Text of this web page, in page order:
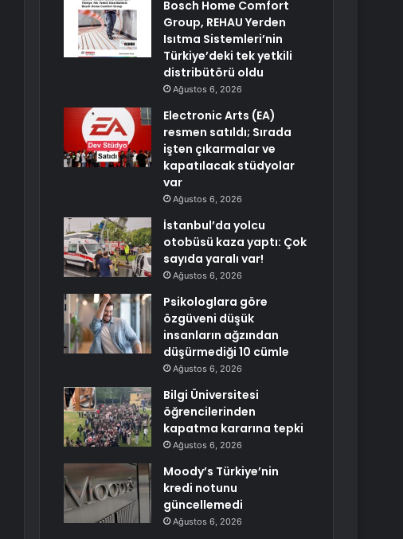
Bosch Home Comfort
Group, REHAU Yerden
Isıtma Sistemleri’nin
Türkiye’deki tek yetkili
distribütörü oldu
Ağustos 6, 2026
Electronic Arts (EA)
resmen satıldı; Sırada
işten çıkarmalar ve
kapatılacak stüdyolar
var
Ağustos 6, 2026
İstanbul’da yolcu
otobüsü kaza yaptı: Çok
sayıda yaralı var!
Ağustos 6, 2026
Psikologlara göre
özgüveni düşük
insanların ağzından
düşürmediği 10 cümle
Ağustos 6, 2026
Bilgi Üniversitesi
öğrencilerinden
kapatma kararına tepki
Ağustos 6, 2026
Moody’s Türkiye’nin
kredi notunu
güncellemedi
Ağustos 6, 2026